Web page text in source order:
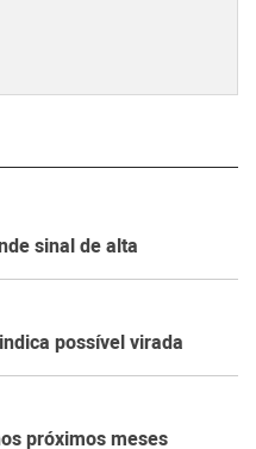
sinal de alta
possível virada
próximos meses